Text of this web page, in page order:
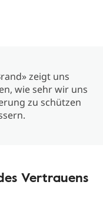
zeigt uns
wie sehr wir uns
zu schützen
Vertrauens